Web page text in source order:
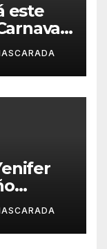
este
de
de
Prix